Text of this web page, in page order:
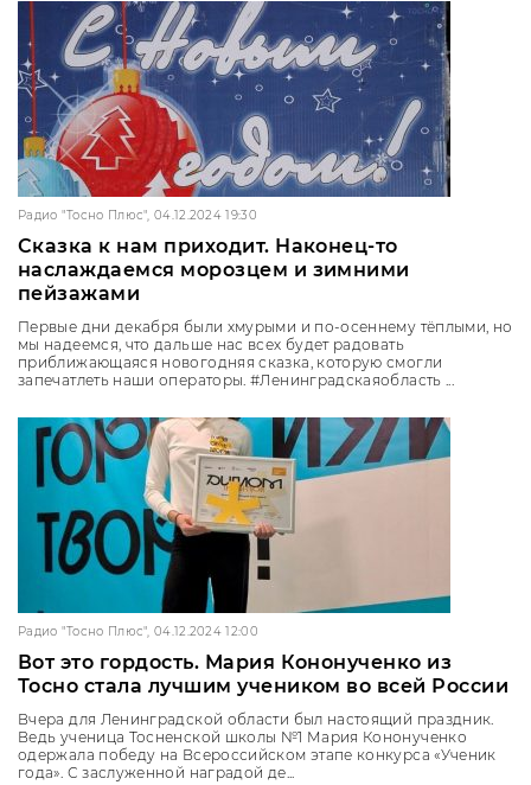
Радио "Тосно Плюс", 04.12.2024 19:30
Сказка к нам приходит. Наконец-то
наслаждаемся морозцем и зимними
пейзажами
Первые дни декабря были хмурыми и по-осеннему тёплыми, но
мы надеемся, что дальше нас всех будет радовать
приближающаяся новогодняя сказка, которую смогли
запечатлеть наши операторы. #Ленинградскаяобласть ...
Радио "Тосно Плюс", 04.12.2024 12:00
Вот это гордость. Мария Кононученко из
Тосно стала лучшим учеником во всей России
Вчера для Ленинградской области был настоящий праздник.
Ведь ученица Тосненской школы №1 Мария Кононученко
одержала победу на Всероссийском этапе конкурса «Ученик
года». С заслуженной наградой де...